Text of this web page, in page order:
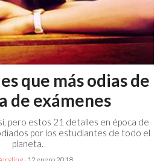
que más odias de
de exámenes
pero estos 21 detalles en época de
por los estudiantes de todo el
planeta.